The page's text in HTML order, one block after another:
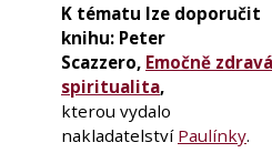
K tématu lze doporučit
knihu: Peter
Scazzero, Emočně zdravá
spiritualita,
kterou vydalo
nakladatelství Paulínky.